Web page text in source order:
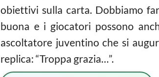
obiettivi sulla carta. Dobbiamo
buona e i giocatori possono
ascoltatore juventino che si
replica: “Troppa grazia…”.